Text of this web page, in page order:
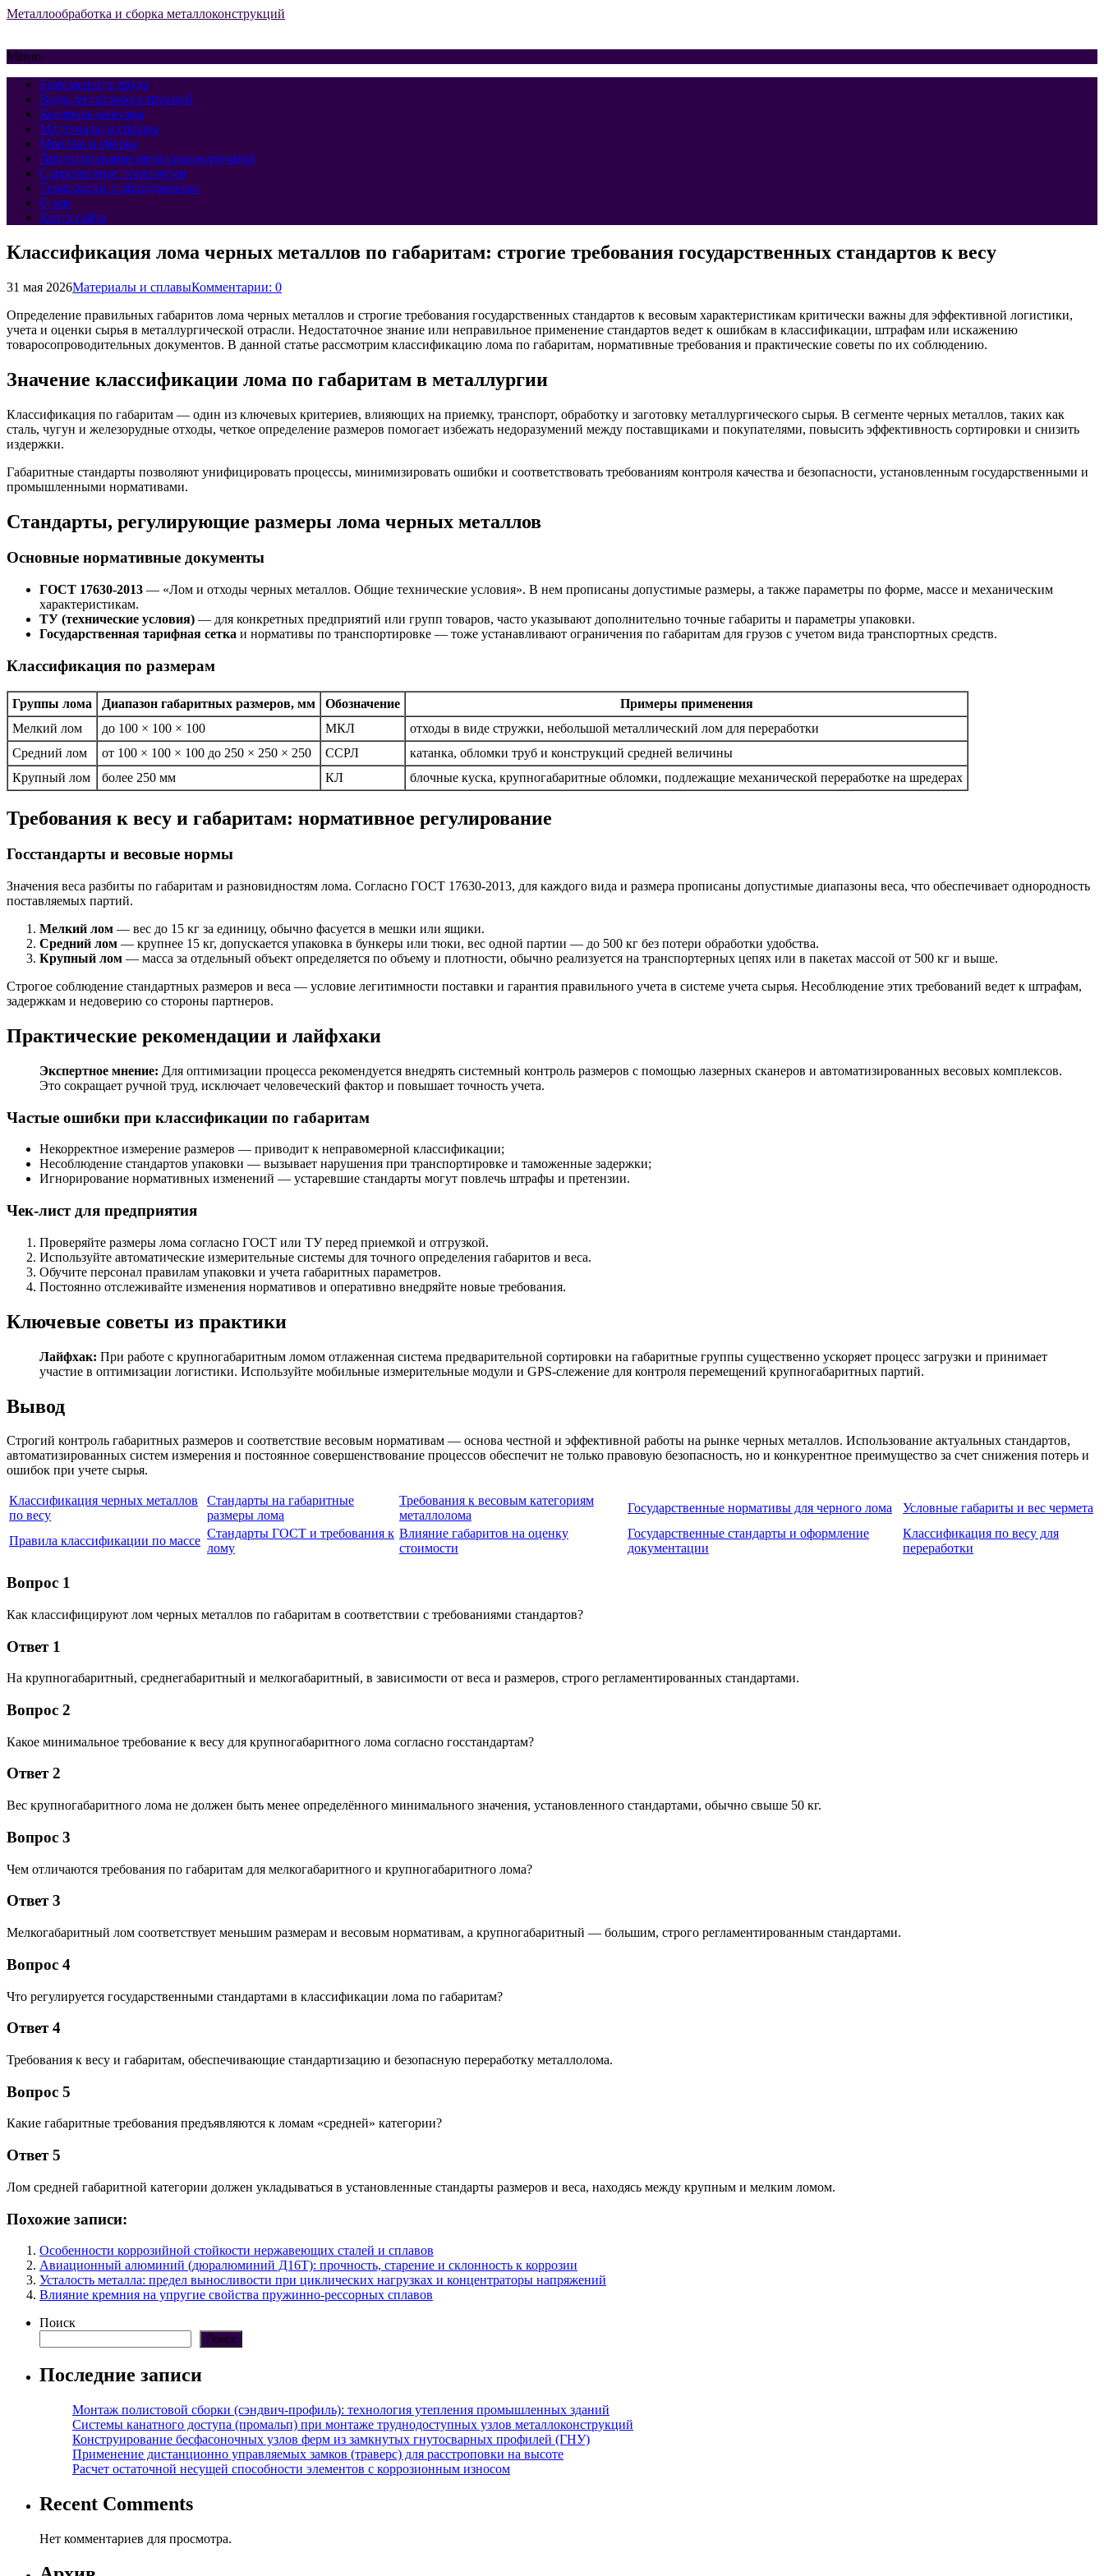
Металлообработка и сборка металлоконструкций
Меню
Безопасность труда
Виды металлоконструкций
Контроль качества
Материалы и сплавы
Монтаж и сборка
Проектирование металлоконструкций
Современные технологии
Технологии и оборудование
О нас
Карта сайта
Классификация лома черных металлов по габаритам: строгие требования государственных стандартов к весу
31 мая 2026Материалы и сплавыКомментарии: 0
Определение правильных габаритов лома черных металлов и строгие требования государственных стандартов к весовым характеристикам критически важны для эффективной логистики,
учета и оценки сырья в металлургической отрасли. Недостаточное знание или неправильное применение стандартов ведет к ошибкам в классификации, штрафам или искажению
товаросопроводительных документов. В данной статье рассмотрим классификацию лома по габаритам, нормативные требования и практические советы по их соблюдению.
Значение классификации лома по габаритам в металлургии
Классификация по габаритам — один из ключевых критериев, влияющих на приемку, транспорт, обработку и заготовку металлургического сырья. В сегменте черных металлов, таких как
сталь, чугун и железорудные отходы, четкое определение размеров помогает избежать недоразумений между поставщиками и покупателями, повысить эффективность сортировки и снизить
издержки.
Габаритные стандарты позволяют унифицировать процессы, минимизировать ошибки и соответствовать требованиям контроля качества и безопасности, установленным государственными и
промышленными нормативами.
Стандарты, регулирующие размеры лома черных металлов
Основные нормативные документы
ГОСТ 17630-2013 — «Лом и отходы черных металлов. Общие технические условия». В нем прописаны допустимые размеры, а также параметры по форме, массе и механическим
характеристикам.
ТУ (технические условия) — для конкретных предприятий или групп товаров, часто указывают дополнительно точные габариты и параметры упаковки.
Государственная тарифная сетка и нормативы по транспортировке — тоже устанавливают ограничения по габаритам для грузов с учетом вида транспортных средств.
Классификация по размерам
Группы лома Диапазон габаритных размеров, мм Обозначение
Примеры применения
Мелкий лом
до 100 × 100 × 100 МКЛ
отходы в виде стружки, небольшой металлический лом для переработки
Средний лом
от 100 × 100 × 100 до 250 × 250 × 250 ССРЛ
катанка, обломки труб и конструкций средней величины
Крупный лом
более 250 мм КЛ блочные куска, крупногабаритные обломки, подлежащие механической переработке на шредерах
Требования к весу и габаритам: нормативное регулирование
Госстандарты и весовые нормы
Значения веса разбиты по габаритам и разновидностям лома. Согласно ГОСТ 17630-2013, для каждого вида и размера прописаны допустимые диапазоны веса, что обеспечивает однородность
поставляемых партий.
Мелкий лом — вес до 15 кг за единицу, обычно фасуется в мешки или ящики.
Средний лом — крупнее 15 кг, допускается упаковка в бункеры или тюки, вес одной партии — до 500 кг без потери обработки удобства.
Крупный лом — масса за отдельный объект определяется по объему и плотности, обычно реализуется на транспортерных цепях или в пакетах массой от 500 кг и выше.
Строгое соблюдение стандартных размеров и веса — условие легитимности поставки и гарантия правильного учета в системе учета сырья. Несоблюдение этих требований ведет к штрафам,
задержкам и недоверию со стороны партнеров.
Практические рекомендации и лайфхаки
Экспертное мнение: Для оптимизации процесса рекомендуется внедрять системный контроль размеров с помощью лазерных сканеров и автоматизированных весовых комплексов.
Это сокращает ручной труд, исключает человеческий фактор и повышает точность учета.
Частые ошибки при классификации по габаритам
Некорректное измерение размеров — приводит к неправомерной классификации;
Несоблюдение стандартов упаковки — вызывает нарушения при транспортировке и таможенные задержки;
Игнорирование нормативных изменений — устаревшие стандарты могут повлечь штрафы и претензии.
Чек-лист для предприятия
Проверяйте размеры лома согласно ГОСТ или ТУ перед приемкой и отгрузкой.
Используйте автоматические измерительные системы для точного определения габаритов и веса.
Обучите персонал правилам упаковки и учета габаритных параметров.
Постоянно отслеживайте изменения нормативов и оперативно внедряйте новые требования.
Ключевые советы из практики
Лайфхак: При работе с крупногабаритным ломом отлаженная система предварительной сортировки на габаритные группы существенно ускоряет процесс загрузки и принимает
участие в оптимизации логистики. Используйте мобильные измерительные модули и GPS-слежение для контроля перемещений крупногабаритных партий.
Вывод
Строгий контроль габаритных размеров и соответствие весовым нормативам — основа честной и эффективной работы на рынке черных металлов. Использование актуальных стандартов,
автоматизированных систем измерения и постоянное совершенствование процессов обеспечит не только правовую безопасность, но и конкурентное преимущество за счет снижения потерь и
ошибок при учете сырья.
Классификация черных металлов
по весу
Стандарты на габаритные
размеры лома
Требования к весовым категориям
металлолома
Государственные нормативы для черного лома Условные габариты и вес чермета
Правила классификации по массе
Стандарты ГОСТ и требования к
лому
Влияние габаритов на оценку
стоимости
Государственные стандарты и оформление
документации
Классификация по весу для
переработки
Вопрос 1
Как классифицируют лом черных металлов по габаритам в соответствии с требованиями стандартов?
Ответ 1
На крупногабаритный, среднегабаритный и мелкогабаритный, в зависимости от веса и размеров, строго регламентированных стандартами.
Вопрос 2
Какое минимальное требование к весу для крупногабаритного лома согласно госстандартам?
Ответ 2
Вес крупногабаритного лома не должен быть менее определённого минимального значения, установленного стандартами, обычно свыше 50 кг.
Вопрос 3
Чем отличаются требования по габаритам для мелкогабаритного и крупногабаритного лома?
Ответ 3
Мелкогабаритный лом соответствует меньшим размерам и весовым нормативам, а крупногабаритный — большим, строго регламентированным стандартами.
Вопрос 4
Что регулируется государственными стандартами в классификации лома по габаритам?
Ответ 4
Требования к весу и габаритам, обеспечивающие стандартизацию и безопасную переработку металлолома.
Вопрос 5
Какие габаритные требования предъявляются к ломам «средней» категории?
Ответ 5
Лом средней габаритной категории должен укладываться в установленные стандарты размеров и веса, находясь между крупным и мелким ломом.
Похожие записи:
Особенности коррозийной стойкости нержавеющих сталей и сплавов
Авиационный алюминий (дюралюминий Д16Т): прочность, старение и склонность к коррозии
Усталость металла: предел выносливости при циклических нагрузках и концентраторы напряжений
Влияние кремния на упругие свойства пружинно-рессорных сплавов
Поиск
Поиск
Последние записи
Монтаж полистовой сборки (сэндвич-профиль): технология утепления промышленных зданий
Системы канатного доступа (промальп) при монтаже труднодоступных узлов металлоконструкций
Конструирование бесфасоночных узлов ферм из замкнутых гнутосварных профилей (ГНУ)
Применение дистанционно управляемых замков (траверс) для расстроповки на высоте
Расчет остаточной несущей способности элементов с коррозионным износом
Recent Comments
Нет комментариев для просмотра.